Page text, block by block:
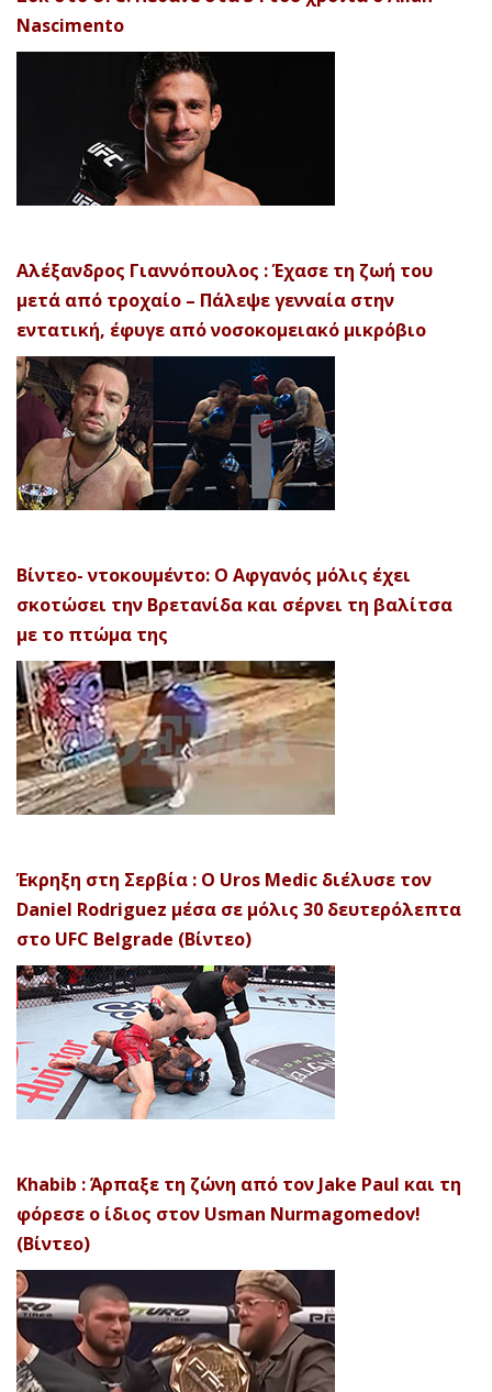
Nascimento
Αλέξανδρος Γιαννόπουλος : Έχασε τη ζωή του
μετά από τροχαίο – Πάλεψε γενναία στην
εντατική, έφυγε από νοσοκομειακό μικρόβιο
Βίντεο- ντοκουμέντο: Ο Αφγανός μόλις έχει
σκοτώσει την Βρετανίδα και σέρνει τη βαλίτσα
με το πτώμα της
Έκρηξη στη Σερβία : Ο Uros Medic διέλυσε τον
Daniel Rodriguez μέσα σε μόλις 30 δευτερόλεπτα
στο UFC Belgrade (Βίντεο)
Khabib : Άρπαξε τη ζώνη από τον Jake Paul και τη
φόρεσε ο ίδιος στον Usman Nurmagomedov!
(Βίντεο)